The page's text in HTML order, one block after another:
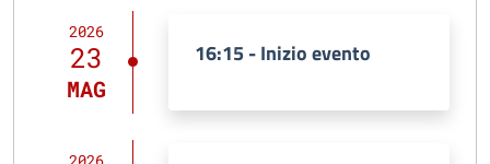
2026
23
MAG
16:15 - Inizio evento